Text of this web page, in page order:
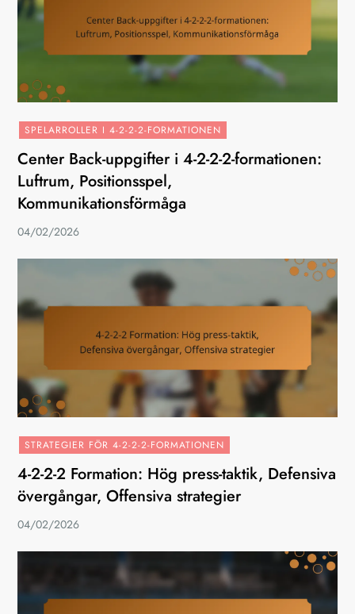
SPELARROLLER I 4-2-2-2-FORMATIONEN
Center Back-uppgifter i 4-2-2-2-formationen:
Luftrum, Positionsspel,
Kommunikationsförmåga
04/02/2026
STRATEGIER FÖR 4-2-2-2-FORMATIONEN
4-2-2-2 Formation: Hög press-taktik, Defensiva
övergångar, Offensiva strategier
04/02/2026